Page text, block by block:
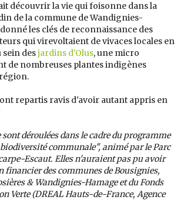
découvrir la vie qui foisonne dans la
de la commune de Wandignies-
les clés de reconnaissance des
qui virevoltaient de vivaces locales en
sein desjardins d'Olus, une micro
de nombreuses plantes indigènes
repartis ravis d'avoir autant appris en
déroulées dans le cadre du programme
communale", animé par le Parc
Escaut. Elles n'auraient pas pu avoir
financier des communes de Bousignies,
& Wandignies-Hamage et du Fonds
Verte (DREAL Hauts-de-France, Agence